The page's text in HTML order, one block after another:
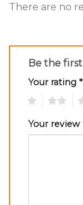
There are no
Be the
Your rating *
Your review